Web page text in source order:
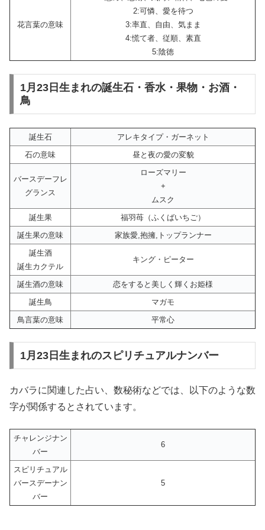
花言葉の意味
2:可憐、愛を待つ
3:率直、自由、気まま
4:慌て者、従順、素直
5:陰徳
1月23日生まれの誕生石・香水・果物・お酒・
鳥
誕生石
アレキタイプ・ガーネット
石の意味
昼と夜の愛の変貌
バースデーフレ
グランス
ローズマリー
+
ムスク
誕生果
福羽苺（ふくばいちご）
誕生果の意味
家族愛,抱擁,トップランナー
誕生酒
誕生カクテル
キング・ピーター
誕生酒の意味
恋をすると美しく輝くお姫様
誕生鳥
マガモ
鳥言葉の意味
平常心
1月23日生まれのスピリチュアルナンバー
カバラに関連した占い、数秘術などでは、以下のような数
字が関係するとされています。
チャレンジナン
バー
6
スピリチュアル
バースデーナン
バー
5